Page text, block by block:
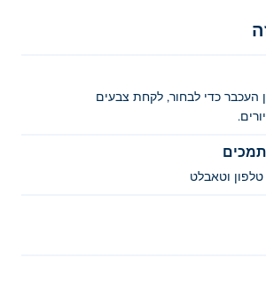
כדי לבחור, לקחת צבעים
וטאבלט